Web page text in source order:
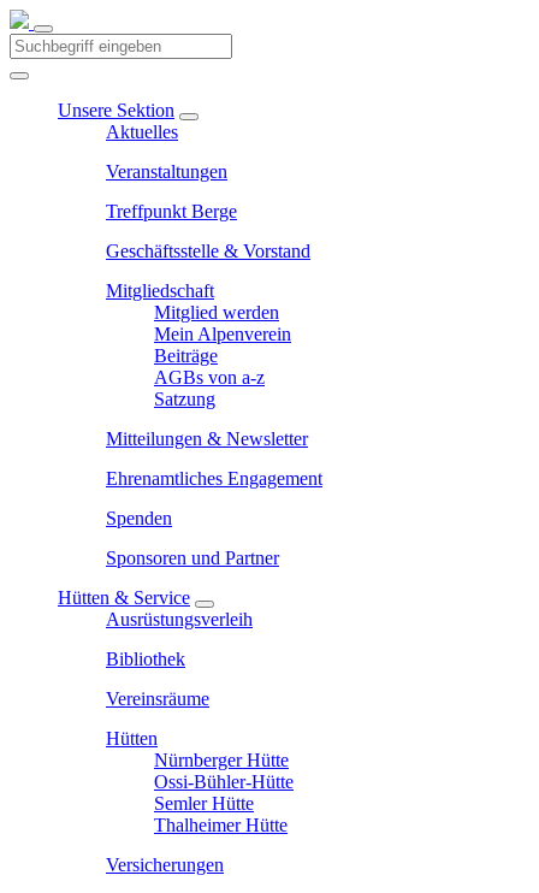
Unsere Sektion
Aktuelles
Veranstaltungen
Treffpunkt Berge
Geschäftsstelle & Vorstand
Mitgliedschaft
Mitglied werden
Mein Alpenverein
Beiträge
AGBs von a-z
Satzung
Mitteilungen & Newsletter
Ehrenamtliches Engagement
Spenden
Sponsoren und Partner
Hütten & Service
Ausrüstungsverleih
Bibliothek
Vereinsräume
Hütten
Nürnberger Hütte
Ossi-Bühler-Hütte
Semler Hütte
Thalheimer Hütte
Versicherungen